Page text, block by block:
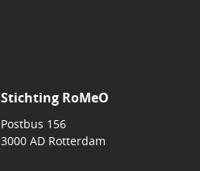
Stichting RoMeO
Postbus 156
3000 AD Rotterdam